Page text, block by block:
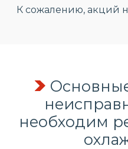
К сожалению, акций
необходим